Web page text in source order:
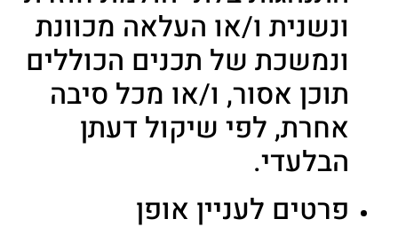
ונשנית ו/או העלאה מכוונת
ונמשכת של תכנים הכוללים
תוכן אסור, ו/או מכל סיבה
אחרת, לפי שיקול דעתן
הבלעדי.
פרטים לעניין אופן